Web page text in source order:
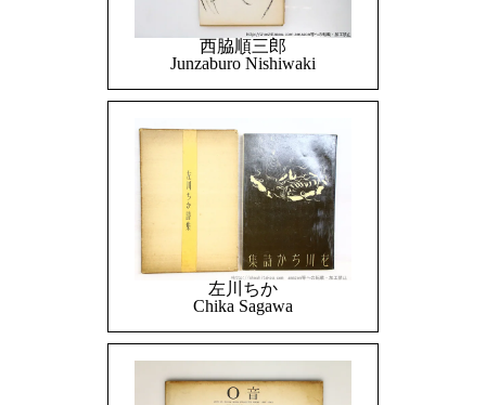
西脇順三郎
Junzaburo Nishiwaki
左川ちか
Chika Sagawa